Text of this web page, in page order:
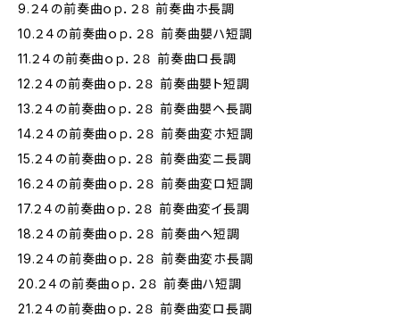
9.２４の前奏曲ｏｐ．２８ 前奏曲ホ長調
10.２４の前奏曲ｏｐ．２８ 前奏曲嬰ハ短調
11.２４の前奏曲ｏｐ．２８ 前奏曲ロ長調
12.２４の前奏曲ｏｐ．２８ 前奏曲嬰ト短調
13.２４の前奏曲ｏｐ．２８ 前奏曲嬰ヘ長調
14.２４の前奏曲ｏｐ．２８ 前奏曲変ホ短調
15.２４の前奏曲ｏｐ．２８ 前奏曲変ニ長調
16.２４の前奏曲ｏｐ．２８ 前奏曲変ロ短調
17.２４の前奏曲ｏｐ．２８ 前奏曲変イ長調
18.２４の前奏曲ｏｐ．２８ 前奏曲ヘ短調
19.２４の前奏曲ｏｐ．２８ 前奏曲変ホ長調
20.２４の前奏曲ｏｐ．２８ 前奏曲ハ短調
21.２４の前奏曲ｏｐ．２８ 前奏曲変ロ長調